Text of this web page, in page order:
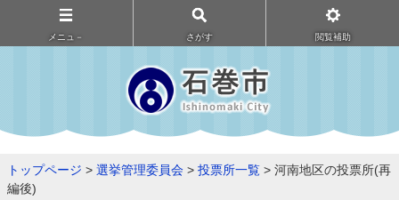
メニュ－ さがす 閲覧補助
トップページ > 選挙管理委員会 > 投票所一覧 > 河南地区の投票所(再
編後)